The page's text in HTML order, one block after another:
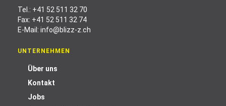
Tel.: +41 52 511 32 70
Fax: +41 52 511 32 74
E-Mail: info@blizz-z.ch
UNTERNEHMEN
Über uns
Kontakt
Jobs